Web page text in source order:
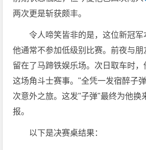
两次更是斩获颇丰。
令人啼笑皆非的是，这位新冠
他通常不参加低级别比赛。前夜与
留在了马蹄铁娱乐场。次日取车时，
这场角斗士赛事。"全凭一发宿醉子
次意外之旅。这发"子弹"最终为他换
报。
以下是决赛桌结果：